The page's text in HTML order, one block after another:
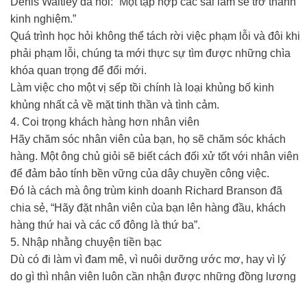
kinh nghiệm.”
Quá trình học hỏi không thể tách rời việc phạm lỗi và đôi khi
phải phạm lỗi, chúng ta mới thực sự tìm được những chìa
khóa quan trọng để đổi mới.
Làm việc cho một vị sếp tồi chính là loại khủng bố kinh
khủng nhất cả về mặt tinh thần và tình cảm.
4. Coi trọng khách hàng hơn nhân viên
Hãy chăm sóc nhân viên của bạn, họ sẽ chăm sóc khách
hàng. Một ông chủ giỏi sẽ biết cách đối xử tốt với nhân viên
để đảm bảo tính bền vững của dây chuyền công việc.
Đó là cách mà ông trùm kinh doanh Richard Branson đã
chia sẻ, “Hãy đặt nhân viên của bạn lên hàng đầu, khách
hàng thứ hai và các cổ đông là thứ ba”.
5. Nhập nhằng chuyện tiền bạc
Dù có đi làm vì đam mê, vì nuôi dưỡng ước mơ, hay vì lý
do gì thì nhân viên luôn cần nhận được những đồng lương